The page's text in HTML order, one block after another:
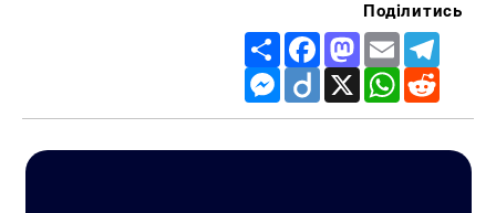
Поділитись
Share FacebookMastodon
Email
Messenger
Diigo X WhatsApp